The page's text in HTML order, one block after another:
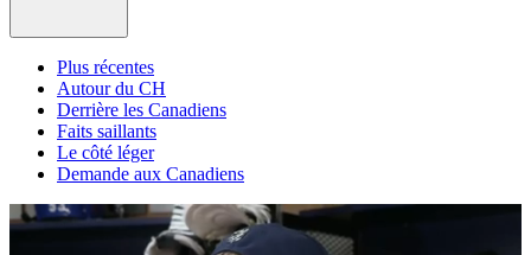
Plus récentes
Autour du CH
Derrière les Canadiens
Faits saillants
Le côté léger
Demande aux Canadiens